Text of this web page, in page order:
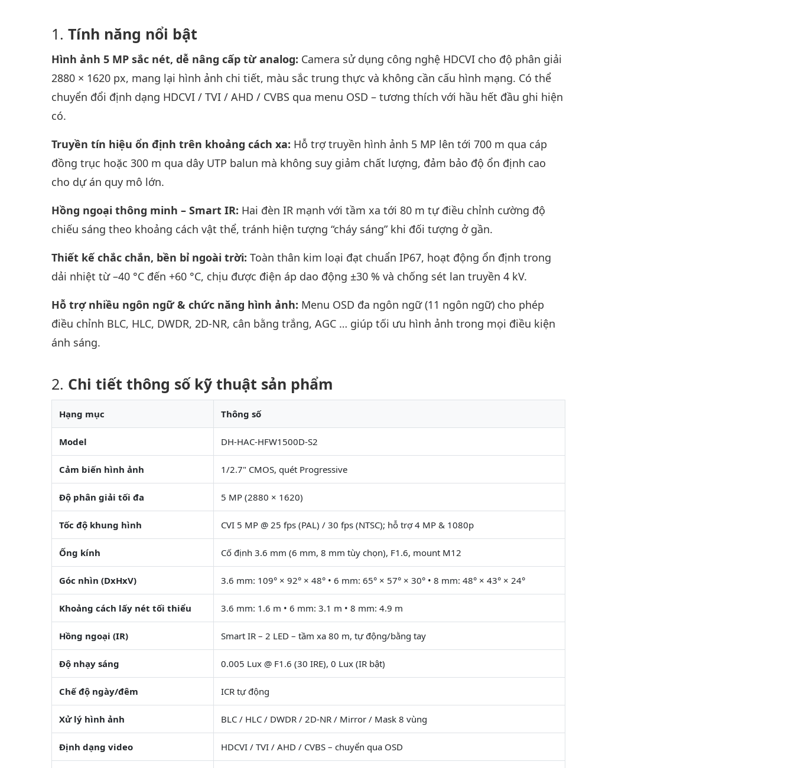
Tính năng nổi bật
Hình ảnh 5 MP sắc nét, dễ nâng cấp từ analog: Camera sử dụng công nghệ HDCVI cho độ phân giải
2880 × 1620 px, mang lại hình ảnh chi tiết, màu sắc trung thực và không cần cấu hình mạng. Có thể
chuyển đổi định dạng HDCVI / TVI / AHD / CVBS qua menu OSD – tương thích với hầu hết đầu ghi hiện
có.
Truyền tín hiệu ổn định trên khoảng cách xa: Hỗ trợ truyền hình ảnh 5 MP lên tới 700 m qua cáp
đồng trục hoặc 300 m qua dây UTP balun mà không suy giảm chất lượng, đảm bảo độ ổn định cao
cho dự án quy mô lớn.
Hồng ngoại thông minh – Smart IR: Hai đèn IR mạnh với tầm xa tới 80 m tự điều chỉnh cường độ
chiếu sáng theo khoảng cách vật thể, tránh hiện tượng “cháy sáng” khi đối tượng ở gần.
Thiết kế chắc chắn, bền bỉ ngoài trời: Toàn thân kim loại đạt chuẩn IP67, hoạt động ổn định trong
dải nhiệt từ –40 °C đến +60 °C, chịu được điện áp dao động ±30 % và chống sét lan truyền 4 kV.
Hỗ trợ nhiều ngôn ngữ & chức năng hình ảnh: Menu OSD đa ngôn ngữ (11 ngôn ngữ) cho phép
điều chỉnh BLC, HLC, DWDR, 2D-NR, cân bằng trắng, AGC … giúp tối ưu hình ảnh trong mọi điều kiện
ánh sáng.
Chi tiết thông số kỹ thuật sản phẩm
Hạng mục Thông số
Model DH-HAC-HFW1500D-S2
Cảm biến hình ảnh 1/2.7" CMOS, quét Progressive
Độ phân giải tối đa 5 MP (2880 × 1620)
Tốc độ khung hình CVI 5 MP @ 25 fps (PAL) / 30 fps (NTSC); hỗ trợ 4 MP & 1080p
Ống kính Cố định 3.6 mm (6 mm, 8 mm tùy chọn), F1.6, mount M12
Góc nhìn (DxHxV) 3.6 mm: 109° × 92° × 48° • 6 mm: 65° × 57° × 30° • 8 mm: 48° × 43° × 24°
Khoảng cách lấy nét tối thiểu 3.6 mm: 1.6 m • 6 mm: 3.1 m • 8 mm: 4.9 m
Hồng ngoại (IR) Smart IR – 2 LED – tầm xa 80 m, tự động/bằng tay
Độ nhạy sáng 0.005 Lux @ F1.6 (30 IRE), 0 Lux (IR bật)
Chế độ ngày/đêm ICR tự động
Xử lý hình ảnh BLC / HLC / DWDR / 2D-NR / Mirror / Mask 8 vùng
Định dạng video HDCVI / TVI / AHD / CVBS – chuyển qua OSD